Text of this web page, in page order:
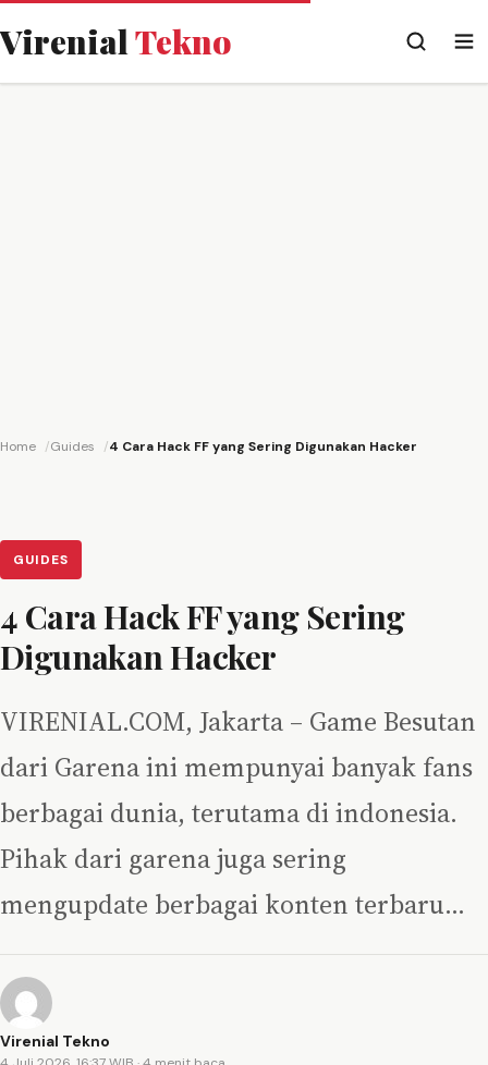
VirenialTekno
Home Guides 4 Cara Hack FF yang Sering Digunakan Hacker
GUIDES
4 Cara Hack FF yang Sering
Digunakan Hacker
VIRENIAL.COM, Jakarta – Game Besutan
dari Garena ini mempunyai banyak fans
berbagai dunia, terutama di indonesia.
Pihak dari garena juga sering
mengupdate berbagai konten terbaru…
Virenial Tekno